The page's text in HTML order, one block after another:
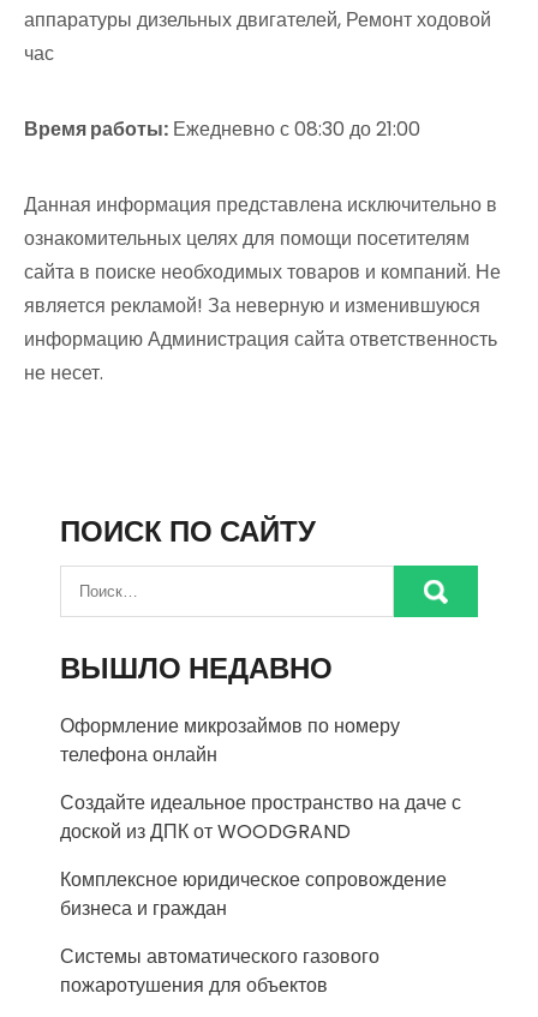
аппаратуры дизельных двигателей, Ремонт ходовой
час
Время работы: Ежедневно с 08:30 до 21:00
Данная информация представлена исключительно в
ознакомительных целях для помощи посетителям
сайта в поиске необходимых товаров и компаний. Не
является рекламой! За неверную и изменившуюся
информацию Администрация сайта ответственность
не несет.
ПОИСК ПО САЙТУ
ВЫШЛО НЕДАВНО
Оформление микрозаймов по номеру
телефона онлайн
Создайте идеальное пространство на даче с
доской из ДПК от WOODGRAND
Комплексное юридическое сопровождение
бизнеса и граждан
Системы автоматического газового
пожаротушения для объектов